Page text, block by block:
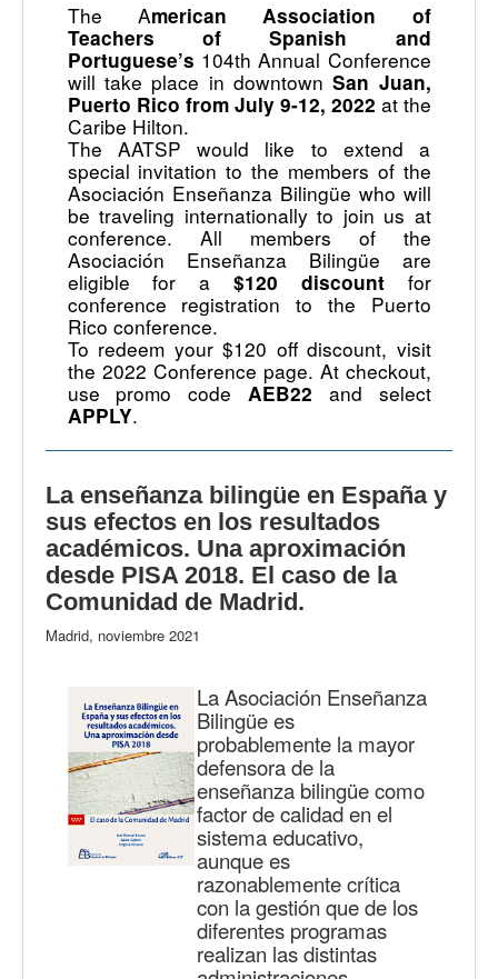
The American Association of
Teachers of Spanish and
Portuguese’s 104th Annual Conference
will take place in downtownSan Juan,
Puerto Rico from July 9-12, 2022 at the
Caribe Hilton.
The AATSP would like to extend a
special invitation to the members of the
Asociación Enseñanza Bilingüe who will
be traveling internationally to join us at
conference. All members of the
Asociación Enseñanza Bilingüe are
eligible for a $120 discountfor
conference registration to the Puerto
Rico conference.
To redeem your $120 off discount, visit
the 2022 Conference page. At checkout,
use promo code AEB22 and select
APPLY.
La enseñanza bilingüe en España y
sus efectos en los resultados
académicos. Una aproximación
desde PISA 2018. El caso de la
Comunidad de Madrid.
Madrid, noviembre 2021
La Asociación Enseñanza
Bilingüe es
probablemente la mayor
defensora de la
enseñanza bilingüe como
factor de calidad en el
sistema educativo,
aunque es
razonablemente crítica
con la gestión que de los
diferentes programas
realizan las distintas